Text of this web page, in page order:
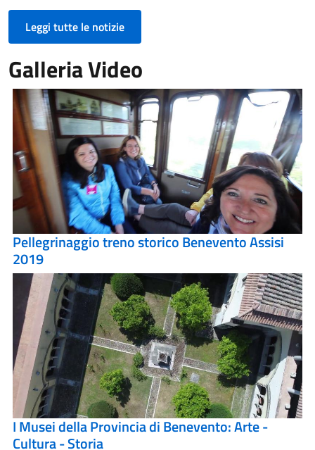
Leggi tutte le notizie
Galleria Video
Pellegrinaggio treno storico Benevento Assisi
2019
I Musei della Provincia di Benevento: Arte -
Cultura - Storia